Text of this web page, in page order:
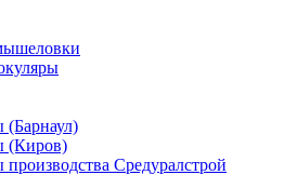
(Барнаул)
(Киров)
Средуралстрой